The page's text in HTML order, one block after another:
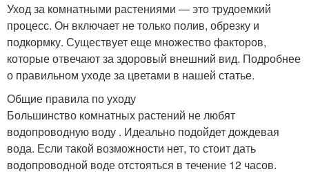
Уход за комнатными растениями — это трудоемкий
процесс. Он включает не только полив, обрезку и
подкормку. Существует еще множество факторов,
которые отвечают за здоровый внешний вид. Подробнее
о правильном уходе за цветами в нашей статье.
Общие правила по уходу
Большинство комнатных растений не любят
водопроводную воду . Идеально подойдет дождевая
вода. Если такой возможности нет, то стоит дать
водопроводной воде отстояться в течение 12 часов.